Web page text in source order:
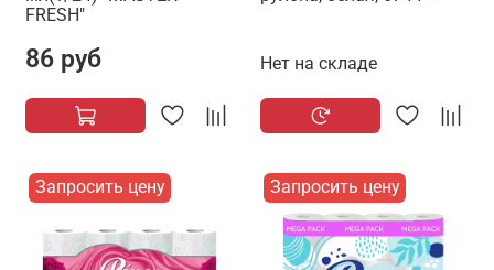
FRESH"
86 руб Нет на складе
Запросить цену Запросить цену